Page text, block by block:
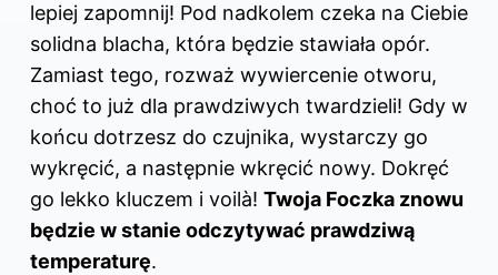
lepiej zapomnij! Pod nadkolem czeka na Ciebie
solidna blacha, która będzie stawiała opór.
Zamiast tego, rozważ wywiercenie otworu,
choć to już dla prawdziwych twardzieli! Gdy w
końcu dotrzesz do czujnika, wystarczy go
wykręcić, a następnie wkręcić nowy. Dokręć
go lekko kluczem i voilà! Twoja Foczka znowu
będzie w stanie odczytywać prawdziwą
temperaturę.